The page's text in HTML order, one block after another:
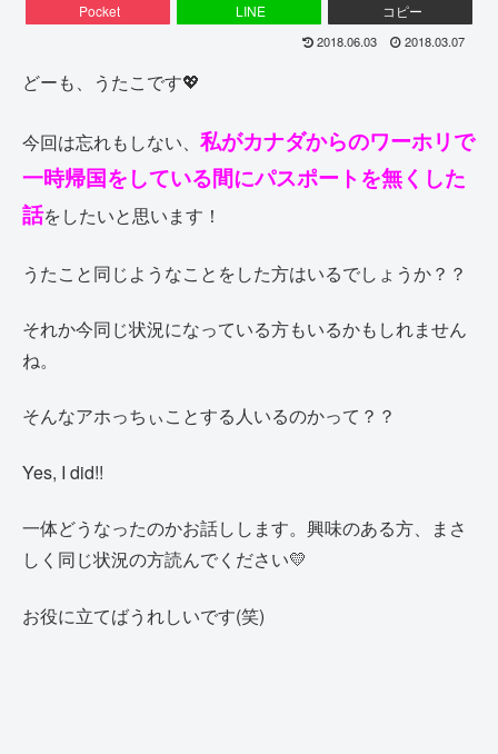
Pocket LINE コピー
2018.06.03 2018.03.07
どーも、うたこです💖
今回は忘れもしない、 私がカナダからのワーホリで
一時帰国をしている間にパスポートを無くした
話をしたいと思います！
うたこと同じようなことをした方はいるでしょうか？？
それか今同じ状況になっている方もいるかもしれません
ね。
そんなアホっちぃことする人いるのかって？？
Yes, I did!!
一体どうなったのかお話しします。興味のある方、まさ
しく同じ状況の方読んでください💛
お役に立てばうれしいです(笑)